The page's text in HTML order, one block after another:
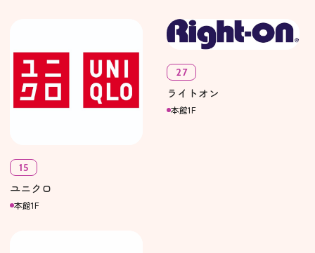
15
ユニクロ
本館1F
27
ライトオン
本館1F